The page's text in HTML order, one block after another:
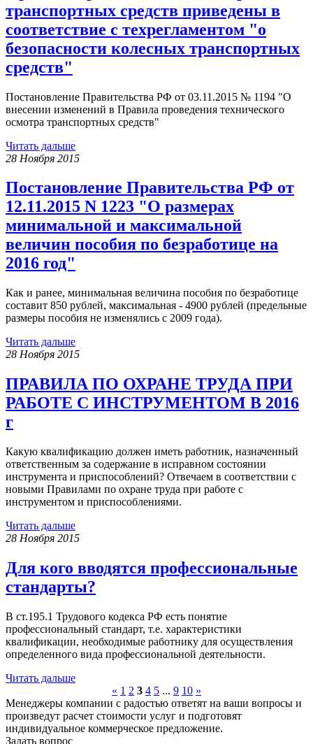
транспортных средств приведены в
соответствие с техрегламентом "о
безопасности колесных транспортных
средств"
Постановление Правительства РФ от 03.11.2015 № 1194 "О
внесении изменений в Правила проведения технического
осмотра транспортных средств"
Читать дальше
28 Ноября 2015
Постановление Правительства РФ от
12.11.2015 N 1223 "О размерах
минимальной и максимальной
величин пособия по безработице на
2016 год"
Как и ранее, минимальная величина пособия по безработице
составит 850 рублей, максимальная - 4900 рублей (предельные
размеры пособия не изменялись с 2009 года).
Читать дальше
28 Ноября 2015
ПРАВИЛА ПО ОХРАНЕ ТРУДА ПРИ
РАБОТЕ С ИНСТРУМЕНТОМ В 2016
г
Какую квалификацию должен иметь работник, назначенный
ответственным за содержание в исправном состоянии
инструмента и приспособлений? Отвечаем в соответствии с
новыми Правилами по охране труда при работе с
инструментом и приспособлениями.
Читать дальше
28 Ноября 2015
Для кого вводятся профессиональные
стандарты?
В ст.195.1 Трудового кодекса РФ есть понятие
профессиональный стандарт, т.е. характеристики
квалификации, необходимые работнику для осуществления
определенного вида профессиональной деятельности.
Читать дальше
« 1 2 3 4 5 ... 9 10 »
Менеджеры компании с радостью ответят на ваши вопросы и
произведут расчет стоимости услуг и подготовят
индивидуальное коммерческое предложение.
Задать вопрос